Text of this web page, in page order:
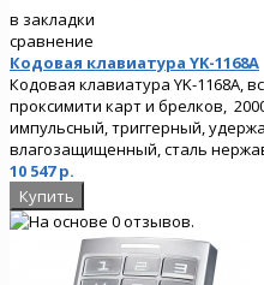
в закладки
сравнение
Кодовая клавиатура YK-1168A
Кодовая клавиатура YK-1168A,
проксимити карт и брелков,
импульсный, триггерный,
влагозащищенный, сталь
10 547 р.